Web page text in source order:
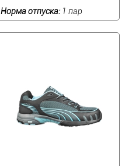
Норма отпуска: 1 пар